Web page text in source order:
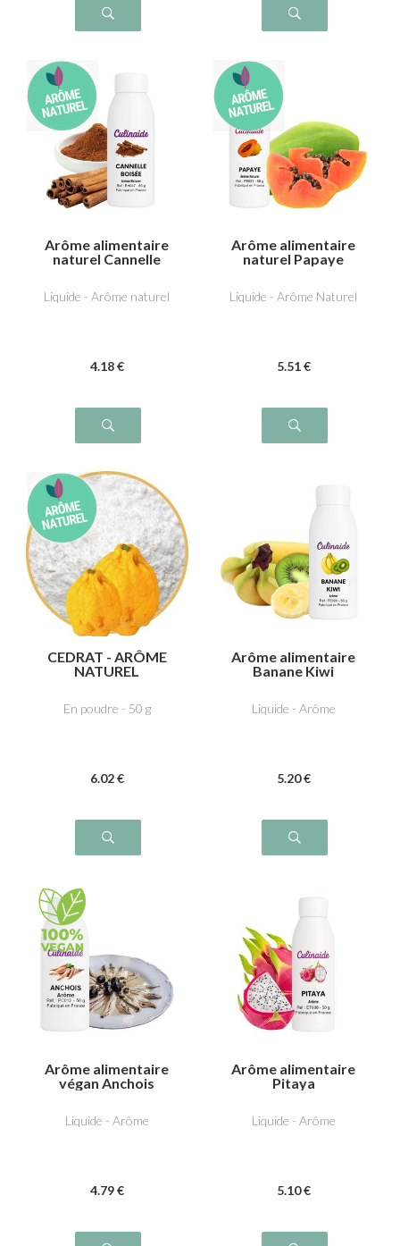
Arôme alimentaire
naturel Cannelle
Liquide - Arôme naturel
4.18 €
Arôme alimentaire
naturel Papaye
Liquide - Arôme Naturel
5.51 €
CEDRAT - ARÔME
NATUREL
En poudre - 50 g
6.02 €
Arôme alimentaire
Banane Kiwi
Liquide - Arôme
5.20 €
Arôme alimentaire
végan Anchois
Liquide - Arôme
4.79 €
Arôme alimentaire
Pitaya
Liquide - Arôme
5.10 €